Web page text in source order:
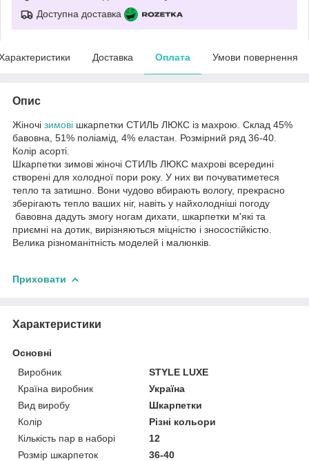
Доступна доставка
Доставка Оплата Умови повернення
Опис
Жіночі зимові шкарпетки СТИЛЬ ЛЮКС із махрою. Склад 45%
бавовна, 51% поліамід, 4% еластан. Розмірний ряд 36-40.
Колір асорті.
Шкарпетки зимові жіночі СТИЛЬ ЛЮКС махрові всередині
створені для холодної пори року. У них ви почуватиметеся
тепло та затишно. Вони чудово вбирають вологу, прекрасно
зберігають тепло ваших ніг, навіть у найхолодніші погоду
бавовна дадуть змогу ногам дихати, шкарпетки м'які та
приємні на дотик, вирізняються міцністю і зносостійкістю.
Велика різноманітність моделей і малюнків.
Приховати
Характеристики
Основні
Виробник
STYLE LUXE
Країна виробник
Україна
Вид виробу
Шкарпетки
Колір
Різні кольори
Кількість пар в наборі
12
Розмір шкарпеток
36-40